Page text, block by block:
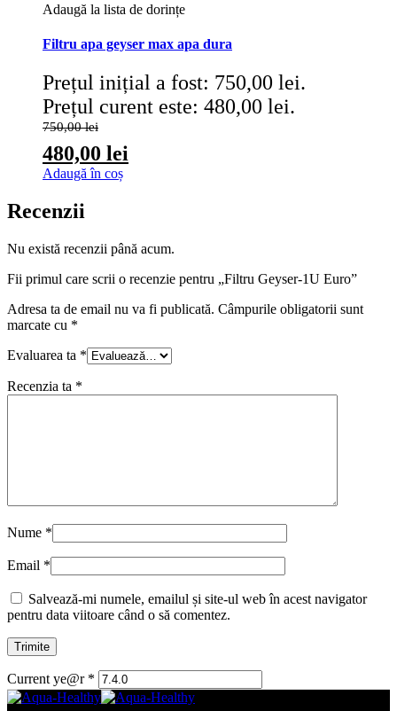
Adaugă la lista de dorințe
Filtru apa geyser max apa dura
750,00lei
Prețul inițial a fost: 750,00 lei.
480,00 lei
Prețul curent este: 480,00 lei.
Adaugă în coș
Recenzii
Nu există recenzii până acum.
Fii primul care scrii o recenzie pentru „Filtru Geyser-1U Euro”
Adresa ta de email nu va fi publicată. Câmpurile obligatorii sunt
marcate cu *
Evaluarea ta *
Recenzia ta *
Nume *
Email *
Salvează-mi numele, emailul și site-ul web în acest navigator
pentru data viitoare când o să comentez.
Current ye@r *